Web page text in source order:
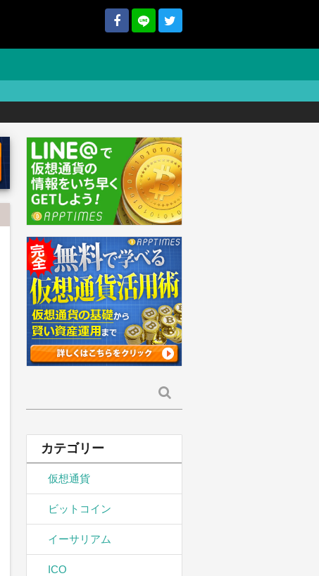
索:
カテゴリー
仮想通貨
ビットコイン
イーサリアム
ICO